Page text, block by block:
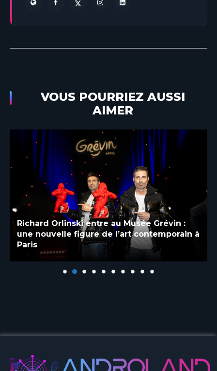
VOUS POURRIEZ AUSSI
AIMER
Richard Orlinski entre au Musée Grévin :
une nouvelle figure de l’art contemporain à
Paris